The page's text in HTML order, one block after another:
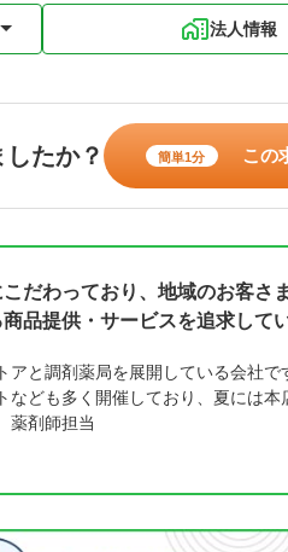
法人情報
たか？ 簡単1分 この
だわっており、地域のお客さ
品提供・サービスを追求してい
と調剤薬局を展開している会社で
なども多く開催しており、夏には本
薬剤師担当